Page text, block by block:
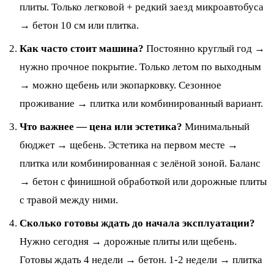
плиты. Только легковой + редкий заезд микроавтобуса
→ бетон 10 см или плитка.
Как часто стоит машина? Постоянно круглый год →
нужно прочное покрытие. Только летом по выходным
→ можно щебень или экопарковку. Сезонное
проживание → плитка или комбинированный вариант.
Что важнее — цена или эстетика? Минимальный
бюджет → щебень. Эстетика на первом месте →
плитка или комбинированная с зелёной зоной. Баланс
→ бетон с финишной обработкой или дорожные плиты
с травой между ними.
Сколько готовы ждать до начала эксплуатации?
Нужно сегодня → дорожные плиты или щебень.
Готовы ждать 4 недели → бетон. 1-2 недели → плитка